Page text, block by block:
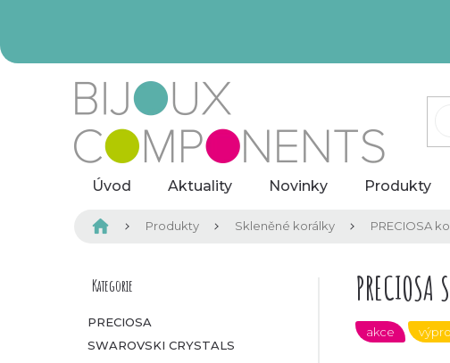
Úvod Aktuality Novinky Produkty
Domů Produkty Skleněné korálky PRECIOSA
P
o
Přeskočit
Kategorie
PRECIOSA
SWAROVSKI CRYSTALS
akce